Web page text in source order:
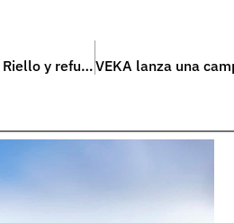
Ariston Group completa la adquisición de Riello y refuerza su liderazgo en confort térmico